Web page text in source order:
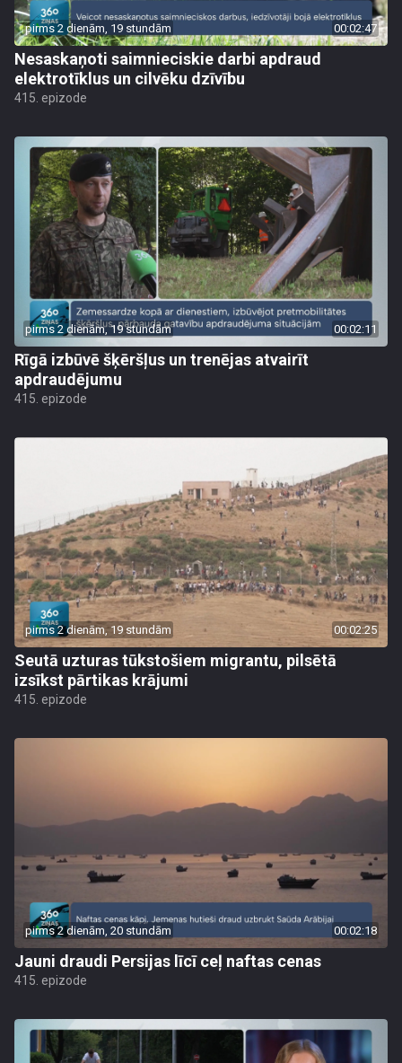
pirms 2 dienām, 19 stundām 00:02:47
Nesaskaņoti saimnieciskie darbi apdraud
elektrotīklus un cilvēku dzīvību
415. epizode
pirms 2 dienām, 19 stundām 00:02:11
Rīgā izbūvē šķēršļus un trenējas atvairīt
apdraudējumu
415. epizode
pirms 2 dienām, 19 stundām 00:02:25
Seutā uzturas tūkstošiem migrantu, pilsētā
izsīkst pārtikas krājumi
415. epizode
pirms 2 dienām, 20 stundām 00:02:18
Jauni draudi Persijas līcī ceļ naftas cenas
415. epizode